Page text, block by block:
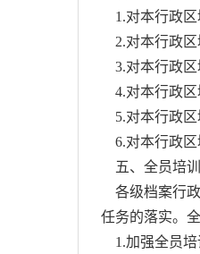
1.对本行政区
2.对本行政区
3.对本行政区
4.对本行政区
5.对本行政区
6.对本行政区
五、全员培
各级档案行政
任务的落实。
1.加强全员培